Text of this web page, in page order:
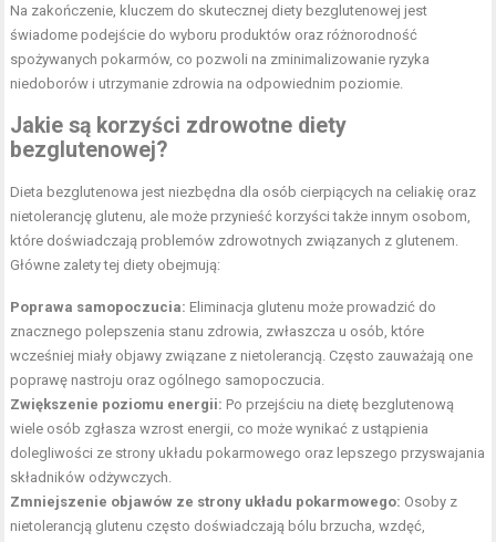
Na zakończenie, kluczem do skutecznej diety bezglutenowej jest
świadome podejście do wyboru produktów oraz różnorodność
spożywanych pokarmów, co pozwoli na zminimalizowanie ryzyka
niedoborów i utrzymanie zdrowia na odpowiednim poziomie.
Jakie są korzyści zdrowotne diety
bezglutenowej?
Dieta bezglutenowa jest niezbędna dla osób cierpiących na celiakię oraz
nietolerancję glutenu, ale może przynieść korzyści także innym osobom,
które doświadczają problemów zdrowotnych związanych z glutenem.
Główne zalety tej diety obejmują:
Poprawa samopoczucia: Eliminacja glutenu może prowadzić do
znacznego polepszenia stanu zdrowia, zwłaszcza u osób, które
wcześniej miały objawy związane z nietolerancją. Często zauważają one
poprawę nastroju oraz ogólnego samopoczucia.
Zwiększenie poziomu energii: Po przejściu na dietę bezglutenową
wiele osób zgłasza wzrost energii, co może wynikać z ustąpienia
dolegliwości ze strony układu pokarmowego oraz lepszego przyswajania
składników odżywczych.
Zmniejszenie objawów ze strony układu pokarmowego: Osoby z
nietolerancją glutenu często doświadczają bólu brzucha, wzdęć,